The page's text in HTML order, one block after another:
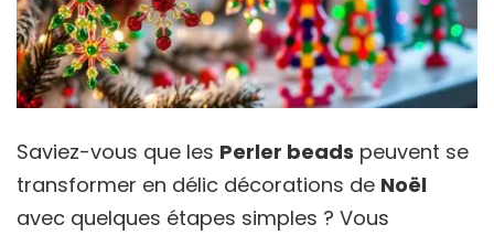
Saviez-vous que les Perler beads peuvent se
transformer en délic décorations de Noël
avec quelques étapes simples ? Vous